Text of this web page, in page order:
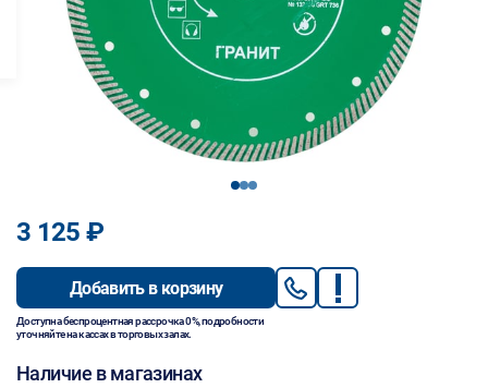
123
3 125 ₽
Добавить в корзину
Доступна беспроцентная рассрочка 0%, подробности
уточняйте на кассах в торговых залах.
Наличие в магазинах